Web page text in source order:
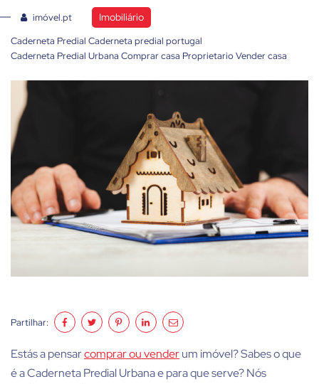
imóvel.pt Imobiliário
Caderneta Predial Caderneta predial portugal
Caderneta Predial Urbana Comprar casa ProprietarioVender casa
Partilhar:
Estás a pensarcomprar ou venderum imóvel? Sabes o que
é a Caderneta Predial Urbana e para que serve? Nós